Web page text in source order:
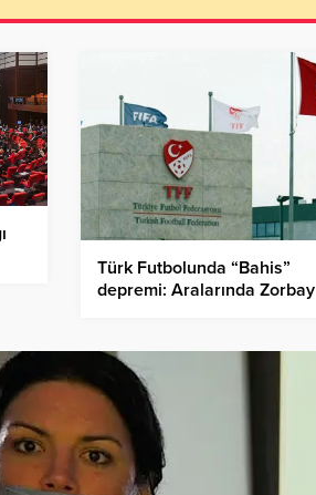
Türk Futbolunda “Bahis”
depremi: Aralarında Zorbay